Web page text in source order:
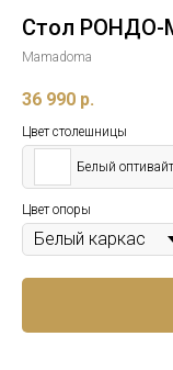
Стол РОНДО-
Mamadoma
36 990 р.
Цвет столешницы
Белый
Цвет опоры